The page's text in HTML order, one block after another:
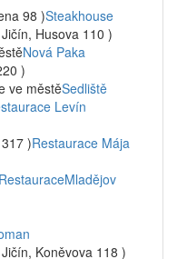
98 )Steakhouse
Husova 110 )
Nová Paka
)
ve městěSedliště
Levín
)Restaurace Mája
RestauraceMladějov
Koněvova 118 )